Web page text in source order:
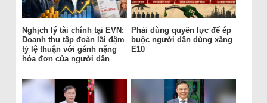
Nghịch lý tài chính tại EVN:
Doanh thu tập đoàn lãi đậm
tỷ lệ thuận với gánh nặng
hóa đơn của người dân
Phải dùng quyền lực để ép
buộc người dân dùng xăng
E10